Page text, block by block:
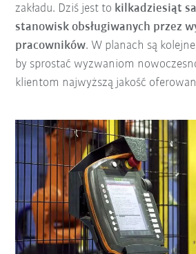
zakładu. Dziś jest to kilkadziesiąt
stanowisk obsługiwanych przez
pracowników. W planach są
by sprostać wyzwaniom
klientom najwyższą jakość